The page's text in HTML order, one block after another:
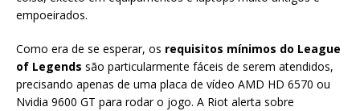
empoeirados.
Como era de se esperar, os requisitos mínimos do League
of Legends são particularmente fáceis de serem atendidos,
precisando apenas de uma placa de vídeo AMD HD 6570 ou
Nvidia 9600 GT para rodar o jogo. A Riot alerta sobre